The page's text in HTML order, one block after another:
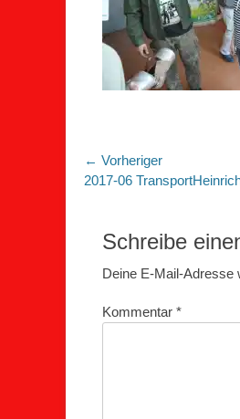
← Vorheriger
Vorheriger
2017-06
Schreibe
Deine E-Mail-Adresse
Kommentar *